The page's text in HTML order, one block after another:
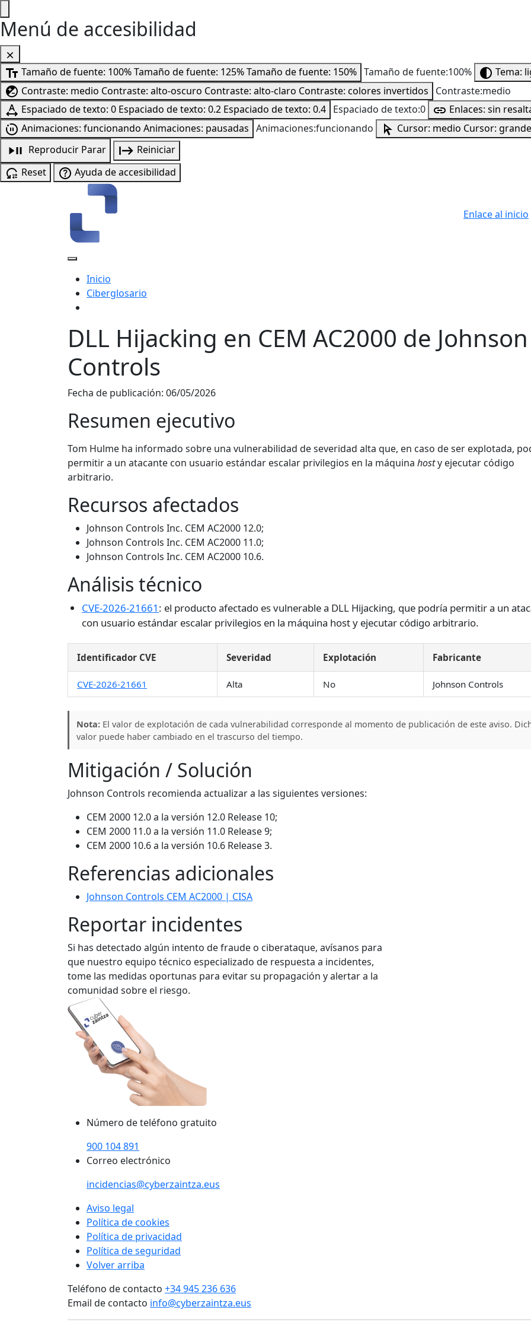
Menú de accesibilidad
Tamaño de fuente: 100%Tamaño de fuente: 125%Tamaño de fuente: 150% Tamaño de fuente:100% Tema:
Contraste: medio Contraste: alto-oscuro Contraste: alto-claro Contraste: colores invertidos
Contraste:medio
Espaciado de texto: 0 Espaciado de texto: 0.2 Espaciado de texto: 0.4 Espaciado de texto:0 Enlaces: sin
Animaciones: funcionando Animaciones: pausadas Animaciones:funcionando Cursor: medio Cursor: grande
Reproducir Parar
Reiniciar
Reset
Ayuda de accesibilidad
Enlace al inicio
Inicio
Ciberglosario
DLL Hijacking en CEM AC2000 de Johnson
Controls
Fecha de publicación: 06/05/2026
Resumen ejecutivo
Tom Hulme ha informado sobre una vulnerabilidad de severidad alta que, en caso de ser explotada,
permitir a un atacante con usuario estándar escalar privilegios en la máquina hosty ejecutar código
arbitrario.
Recursos afectados
Johnson Controls Inc. CEM AC2000 12.0;
Johnson Controls Inc. CEM AC2000 11.0;
Johnson Controls Inc. CEM AC2000 10.6.
Análisis técnico
CVE-2026-21661 : el producto afectado es vulnerable a DLL Hijacking, que podría permitir a un
con usuario estándar escalar privilegios en la máquina host y ejecutar código arbitrario.
Identificador CVE Severidad Explotación Fabricante
CVE-2026-21661 Alta No Johnson Controls
Nota:El valor de explotación de cada vulnerabilidad corresponde al momento de publicación de este aviso.
valor puede haber cambiado en el trascurso del tiempo.
Mitigación / Solución
Johnson Controls recomienda actualizar a las siguientes versiones:
CEM 2000 12.0 a la versión 12.0 Release 10;
CEM 2000 11.0 a la versión 11.0 Release 9;
CEM 2000 10.6 a la versión 10.6 Release 3.
Referencias adicionales
Johnson Controls CEM AC2000 | CISA
Reportar incidentes
Si has detectado algún intento de fraude o ciberataque, avísanos para
que nuestro equipo técnico especializado de respuesta a incidentes,
tome las medidas oportunas para evitar su propagación y alertar a la
comunidad sobre el riesgo.
Número de teléfono gratuito
900 104 891
Correo electrónico
incidencias@cyberzaintza.eus
Aviso legal
Política de cookies
Política de privacidad
Política de seguridad
Volver arriba
Teléfono de contacto +34 945 236 636
Email de contacto info@cyberzaintza.eus